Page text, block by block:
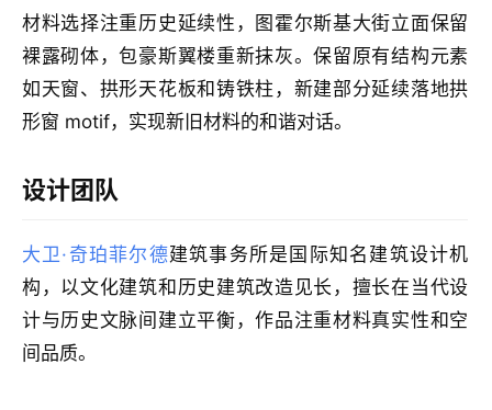
材料选择注重历史延续性，图霍尔斯基大街立面保留
裸露砌体，包豪斯翼楼重新抹灰。保留原有结构元素
如天窗、拱形天花板和铸铁柱，新建部分延续落地拱
形窗 motif，实现新旧材料的和谐对话。
设计团队
大卫·奇珀菲尔德建筑事务所是国际知名建筑设计机
构，以文化建筑和历史建筑改造见长，擅长在当代设
计与历史文脉间建立平衡，作品注重材料真实性和空
间品质。